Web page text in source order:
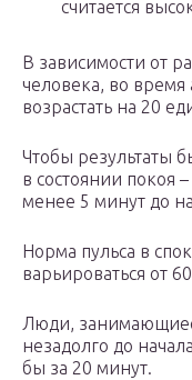
считается
В зависимости от
человека, во время
возрастать на 20
Чтобы результаты
в состоянии покоя
менее 5 минут до
Норма пульса в
варьироваться от
Люди,
незадолго до
бы за 20 минут.